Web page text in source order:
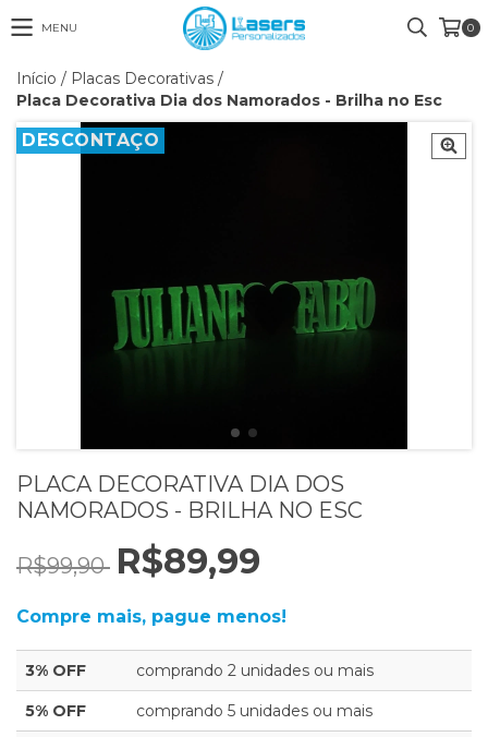
MENU 0
Início / Placas Decorativas /
Placa Decorativa Dia dos Namorados - Brilha no Esc
DESCONTAÇO
PLACA DECORATIVA DIA DOS
NAMORADOS - BRILHA NO ESC
R$99,90 R$89,99
Compre mais, pague menos!
3% OFF comprando 2 unidades ou mais
5% OFF comprando 5 unidades ou mais